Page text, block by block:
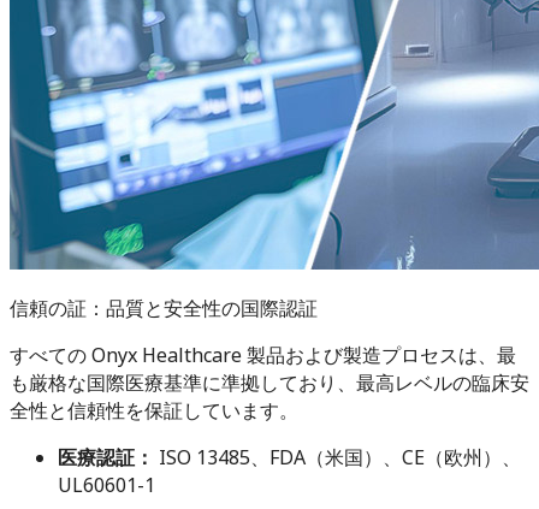
信頼の証：品質と安全性の国際認証
すべての Onyx Healthcare 製品および製造プロセスは、最
も厳格な国際医療基準に準拠しており、最高レベルの臨床安
全性と信頼性を保証しています。
医療認証： ISO 13485、FDA（米国）、CE（欧州）、
UL60601-1